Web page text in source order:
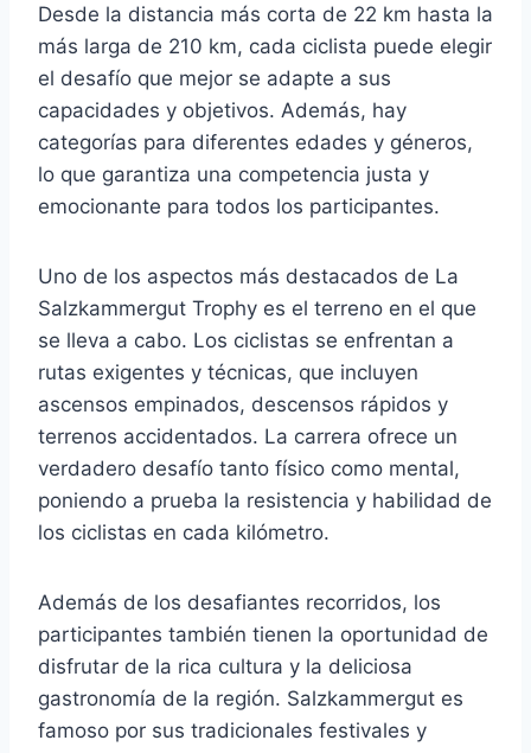
Desde la distancia más corta de 22 km hasta la
más larga de 210 km, cada ciclista puede elegir
el desafío que mejor se adapte a sus
capacidades y objetivos. Además, hay
categorías para diferentes edades y géneros,
lo que garantiza una competencia justa y
emocionante para todos los participantes.
Uno de los aspectos más destacados de La
Salzkammergut Trophy es el terreno en el que
se lleva a cabo. Los ciclistas se enfrentan a
rutas exigentes y técnicas, que incluyen
ascensos empinados, descensos rápidos y
terrenos accidentados. La carrera ofrece un
verdadero desafío tanto físico como mental,
poniendo a prueba la resistencia y habilidad de
los ciclistas en cada kilómetro.
Además de los desafiantes recorridos, los
participantes también tienen la oportunidad de
disfrutar de la rica cultura y la deliciosa
gastronomía de la región. Salzkammergut es
famoso por sus tradicionales festivales y